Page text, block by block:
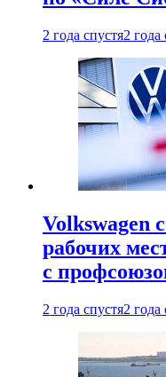
2 года спустя2 года
Volkswagen
рабочих
с
2 года спустя2 года